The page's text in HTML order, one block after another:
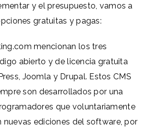
y el presupuesto, vamos a
gratuitas y pagas:
mencionan los tres
abierto y de licencia gratuita
Joomla y Drupal. Estos CMS
son desarrollados por una
que voluntariamente
nuevas ediciones del software, por